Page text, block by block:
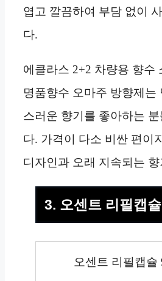
엽고 깔끔하여 부담 없이
다.
에클라스 2+2 차량용 향수
명품향수 오마주 방향제는
스러운 향기를 좋아하는 분
다. 가격이 다소 비싼 편이
디자인과 오래 지속되는
3. 오센트 리필캡
오센트 리필캡슐